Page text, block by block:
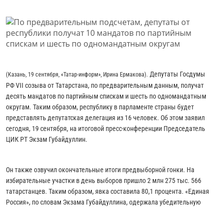
(Казань, 19 сентября, «Татар-информ», Ирина Ермакова). Депутаты Госдумы
РФ VII созыва от Татарстана, по предварительным данным, получат
десять мандатов по партийным спискам и шесть по одномандатным
округам. Таким образом, республику в парламенте страны будет
представлять депутатская делегация из 16 человек. Об этом заявил
сегодня, 19 сентября, на итоговой пресс-конференции Председатель
ЦИК РТ Экзам Губайдуллин.
Он также озвучил окончательные итоги предвыборной гонки. На
избирательные участки в день выборов пришло 2 млн 275 тыс. 566
татарстанцев. Таким образом, явка составила 80,1 процента. «Единая
Россия», по словам Экзама Губайдуллина, одержала убедительную